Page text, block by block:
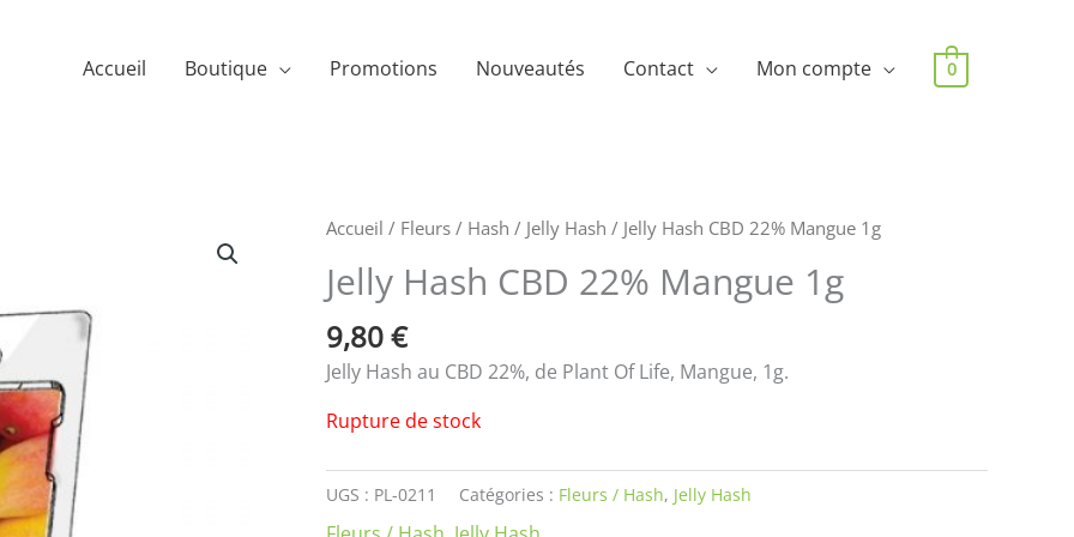
Accueil Boutique Promotions Nouveautés Contact Mon compte 0
Accueil / Fleurs / Hash / Jelly Hash / Jelly Hash CBD 22% Mangue 1g
Jelly Hash CBD 22% Mangue 1g
9,80€
Jelly Hash au CBD 22%, de Plant Of Life, Mangue, 1g.
Rupture de stock
UGS : PL-0211 Catégories : Fleurs / Hash, Jelly Hash